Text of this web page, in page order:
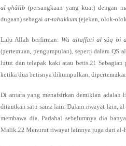
al-ghâlib (persangkaan yang kuat) dengan
dugaan) sebagai at-tahakkum (ejekan, olok-
Lalu Allah berfirman: Wa altaffati al-sâq bi
(pertemuan, pengumpulan), seperti dalam QS
lutut dan telapak kaki atau betis.21
ketika dua betisnya dikumpulkan,
Di antara yang menafsirkan demikian adalah
ditautkan satu sama lain. Dalam riwayat lain,
membawa dia. Padahal sebelumnya dia
Malik.22 Menurut riwayat lainnya juga dari al-